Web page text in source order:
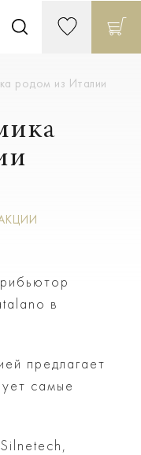
родом из Италии
в
предлагает
самые